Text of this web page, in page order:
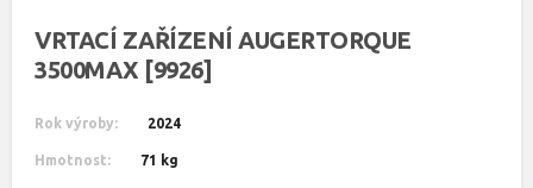
VRTACÍ ZAŘÍZENÍ AUGERTORQUE
3500MAX [9926]
Rok výroby: 2024
Hmotnost: 71 kg